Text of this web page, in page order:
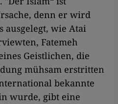
denn er wird
ausgelegt, wie Atai
Fatemeh
Geistlichen, die
mühsam erstritten
bekannte
wurde, gibt eine